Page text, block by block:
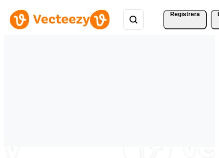
Registrera